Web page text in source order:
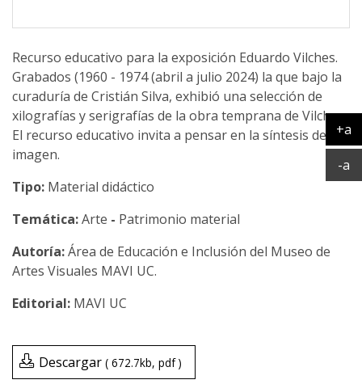
Recurso educativo para la exposición Eduardo Vilches.
Grabados (1960 - 1974 (abril a julio 2024) la que bajo la
curaduría de Cristián Silva, exhibió una selección de
xilografías y serigrafías de la obra temprana de Vilches.
El recurso educativo invita a pensar en la síntesis de la
imagen.
Tipo: Material didáctico
Temática:Arte - Patrimonio material
Área de Educación e Inclusión del Museo de
Artes Visuales MAVI UC.
MAVI UC
Descargar 672.7kb pdf
+a
-a